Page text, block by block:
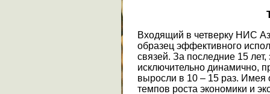
Входящий в четверку НИС
образец эффективного
связей. За последние 15
исключительно динамично,
выросли в 10 – 15 раз. Имея
темпов роста экономики и